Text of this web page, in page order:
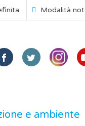
Modalità
e ambiente